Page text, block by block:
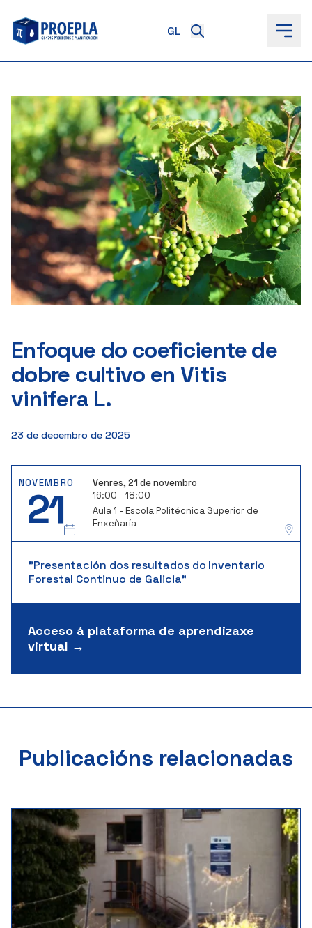
ao
contido
Enfoque do coeficiente de
dobre cultivo en Vitis
vinifera L.
23 de decembro de 2025
NOVEMBRO
21
Venres, 21 de novembro
16:00 - 18:00
Aula 1 - Escola Politécnica Superior de
Enxeñaría
"Presentación dos resultados do Inventario
Forestal Continuo de Galicia"
Acceso á plataforma de aprendizaxe
virtual →
Publicacións relacionadas